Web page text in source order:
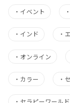
・ イベント ・
・ インド ・
・ オンライン
・ カラー ・